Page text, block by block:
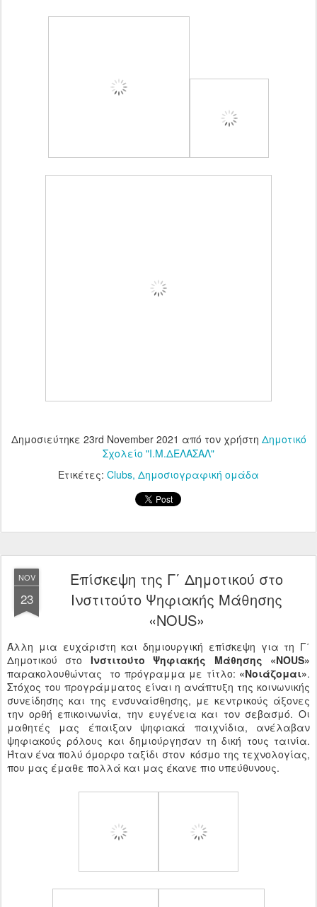
Δημοσιεύτηκε 23rd November 2021 από τον χρήστη Δημοτικό
Σχολείο "Ι.Μ.ΔΕΛΑΣΑΛ"
Ετικέτες: Clubs Δημοσιογραφική ομάδα
NOV
23
Επίσκεψη της Γ΄ Δημοτικού στο
Ινστιτούτο Ψηφιακής Μάθησης
«NOUS»
Άλλη μια ευχάριστη και δημιουργική επίσκεψη για τη Γ΄
Δημοτικού στο Ινστιτούτο Ψηφιακής Μάθησης «NOUS»
παρακολουθώντας το πρόγραμμα με τίτλο: «Νοιάζομαι».
Στόχος του προγράμματος είναι η ανάπτυξη της κοινωνικής
συνείδησης και της ενσυναίσθησης, με κεντρικούς άξονες
την ορθή επικοινωνία, την ευγένεια και τον σεβασμό. Οι
μαθητές μας έπαιξαν ψηφιακά παιχνίδια, ανέλαβαν
ψηφιακούς ρόλους και δημιούργησαν τη δική τους ταινία.
Ήταν ένα πολύ όμορφο ταξίδι στον κόσμο της τεχνολογίας,
που μας έμαθε πολλά και μας έκανε πιο υπεύθυνους.